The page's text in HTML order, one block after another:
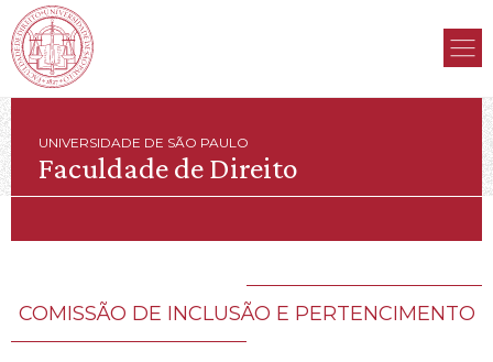
UNIVERSIDADE DE SÃO PAULO
Faculdade de Direito
COMISSÃO DE INCLUSÃO E PERTENCIMENTO